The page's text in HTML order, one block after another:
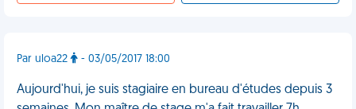
Par uloa22 - 03/05/2017 18:00
Aujourd'hui, je suis stagiaire en bureau d'études depuis 3